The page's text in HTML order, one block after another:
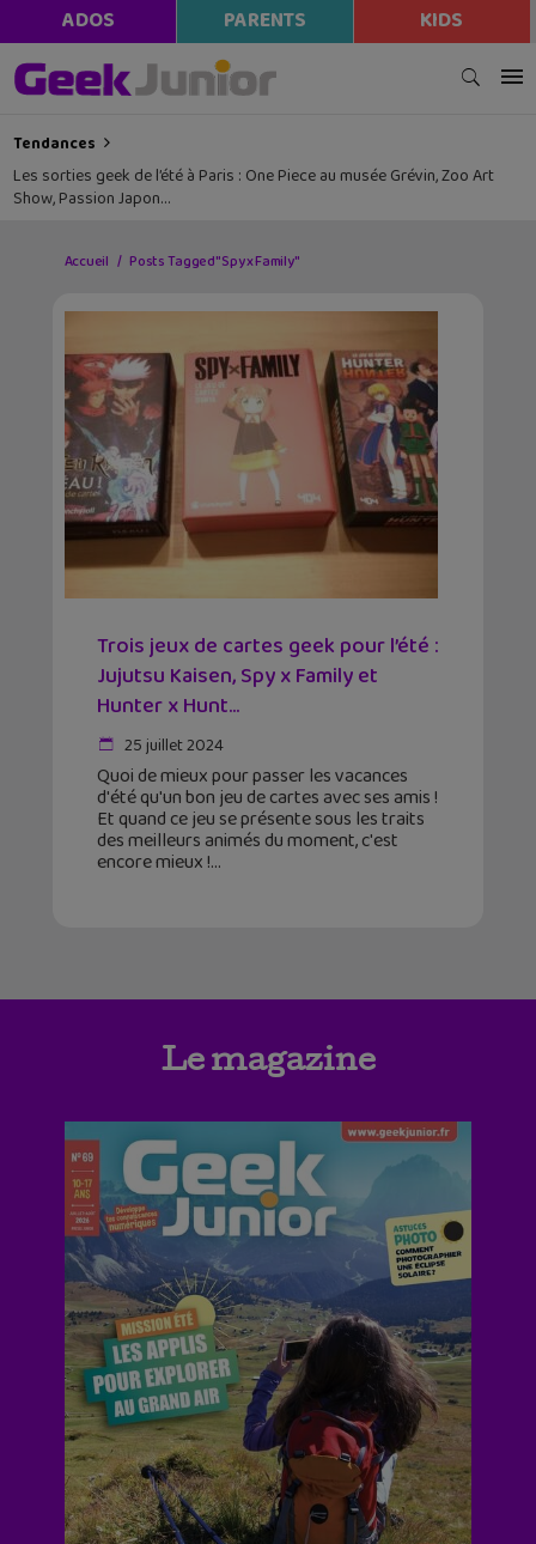
ADOS PARENTS KIDS
Tendances
Les sorties geek de l’été à Paris : One Piece au musée Grévin, Zoo Art
Show, Passion Japon…
Lecture d’été 2026 #6 : Là où danse le vent, un beau roman graphique
avec la Bretagne en toile de fond
Accueil Posts Tagged "Spy x Family"
Trois jeux de cartes geek pour l’été :
Jujutsu Kaisen, Spy x Family et
Hunter x Hunt...
25 juillet 2024
Quoi de mieux pour passer les vacances
d'été qu'un bon jeu de cartes avec ses amis !
Et quand ce jeu se présente sous les traits
des meilleurs animés du moment, c'est
encore mieux !
Le magazine